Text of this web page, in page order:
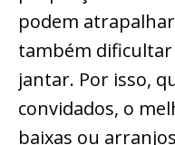
podem
também
jantar. Por isso,
convidados, o
baixas ou